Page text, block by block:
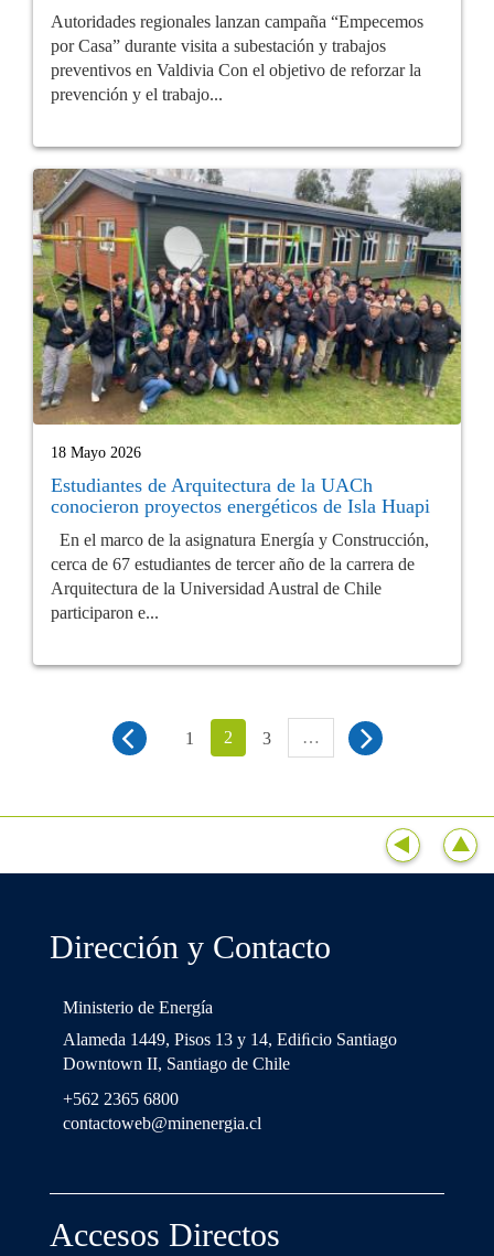
Autoridades regionales lanzan campaña “Empecemos
por Casa” durante visita a subestación y trabajos
preventivos en Valdivia Con el objetivo de reforzar la
prevención y el trabajo...
18 Mayo 2026
Estudiantes de Arquitectura de la UACh
conocieron proyectos energéticos de Isla Huapi
En el marco de la asignatura Energía y Construcción,
cerca de 67 estudiantes de tercer año de la carrera de
Arquitectura de la Universidad Austral de Chile
participaron e...
1 2 3 …
Dirección y Contacto
Ministerio de Energía
Alameda 1449, Pisos 13 y 14, Ediﬁcio Santiago
Downtown II, Santiago de Chile
+562 2365 6800
contactoweb@minenergia.cl
Accesos Directos